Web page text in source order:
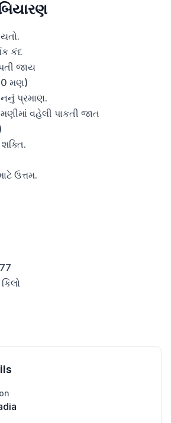
કંદ
જાય
મણ)
પ્રમાણ.
વહેલી પાકતી જાત
શક્તિ.
ઉત્તમ.